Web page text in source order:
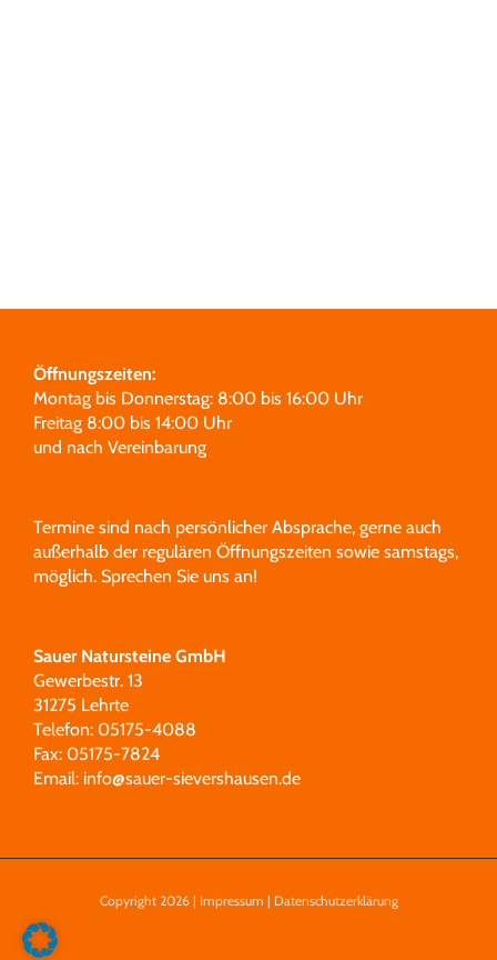
Öffnungszeiten:
Montag bis Donnerstag: 8:00 bis 16:00 Uhr
Freitag 8:00 bis 14:00 Uhr
und nach Vereinbarung
Termine sind nach persönlicher Absprache, gerne auch
außerhalb der regulären Öffnungszeiten sowie samstags,
möglich. Sprechen Sie uns an!
Sauer Natursteine GmbH
Gewerbestr. 13
31275 Lehrte
Telefon: 05175-4088
Fax: 05175-7824
Email: info@sauer-sievershausen.de
Copyright 2026 | Impressum | Datenschutzerklärung